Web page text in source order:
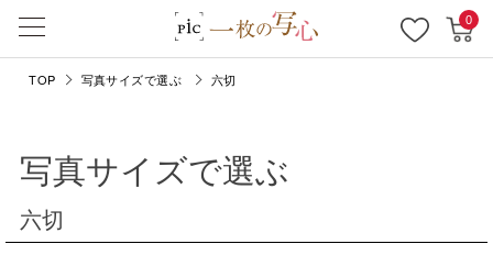
0
TOP 写真サイズで選ぶ 六切
写真サイズで選ぶ
六切